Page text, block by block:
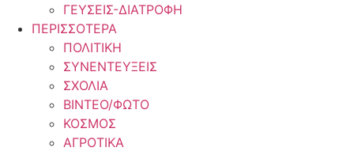
ΓΕΥΣΕΙΣ-ΔΙΑΤΡΟΦΗ
ΠΕΡΙΣΣΟΤΕΡΑ
ΠΟΛΙΤΙΚΗ
ΣΥΝΕΝΤΕΥΞΕΙΣ
ΣΧΟΛΙΑ
ΒΙΝΤΕΟ/ΦΩΤΟ
ΚΟΣΜΟΣ
ΑΓΡΟΤΙΚΑ